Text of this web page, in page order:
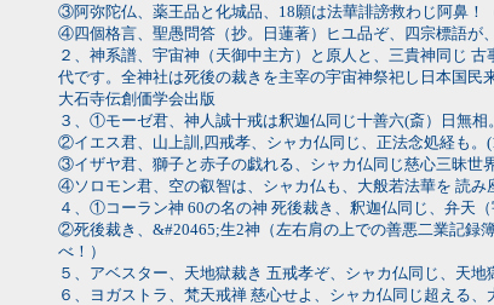
③阿弥陀仏、薬王品と化城品、18願は法華誹謗救わじ阿鼻！
④四個格言、聖愚問答（抄。日蓮著）ヒユ品ぞ、四宗標語が
２、神系譜、宇宙神（天御中主方）と原人と、三貴神同じ
代です。全神社は死後の裁きを主宰の宇宙神祭祀し日本国
大石寺伝創価学会出版
３、①モーゼ君、神人誠十戒は釈迦仏同じ十善六(斎）日無相
②イエス君、山上訓,四戒孝、シャカ仏同じ、正法念処経も。
③イザヤ君、獅子と赤子の戯れる、シャカ仏同じ慈心三昧世
④ソロモン君、空の叡智は、シャカ仏も、大般若法華を 読み
４、①コーラン神 60の名の神 死後裁き、釈迦仏同じ、弁天
②死後裁き、&#20465;生2神（左右肩の上での善悪二業記録
べ！）
５、アベスター、天地獄裁き 五戒孝ぞ、シャカ仏同じ、天地
６、ヨガストラ、梵天戒禅 慈心せよ、シャカ仏同じ超える、